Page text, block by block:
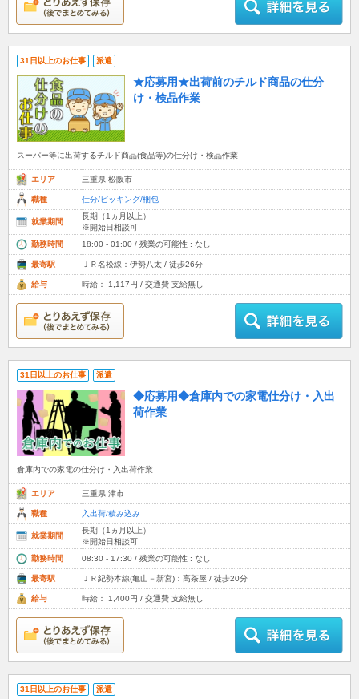
31日以上のお仕事 派遣
★応募用★出荷前のチルド商品の仕分
け・検品作業
スーパー等に出荷するチルド商品(食品等)の仕分け・検品作業
エリア 三重県 松阪市
職種 仕分/ピッキング/梱包
就業期間
長期（1ヵ月以上）
※開始日相談可
勤務時間
18:00 - 01:00 / 残業の可能性 : なし
最寄駅 ＪＲ名松線：伊勢八太 / 徒歩26分
給与 時給： 1,117円 / 交通費 支給無し
31日以上のお仕事 派遣
◆応募用◆倉庫内での家電仕分け・入出
荷作業
倉庫内での家電の仕分け・入出荷作業
エリア 三重県 津市
職種 入出荷/積み込み
就業期間
長期（1ヵ月以上）
※開始日相談可
勤務時間
08:30 - 17:30 / 残業の可能性 : なし
最寄駅 ＪＲ紀勢本線(亀山－新宮)：高茶屋 / 徒歩20分
給与 時給： 1,400円 / 交通費 支給無し
31日以上のお仕事 派遣